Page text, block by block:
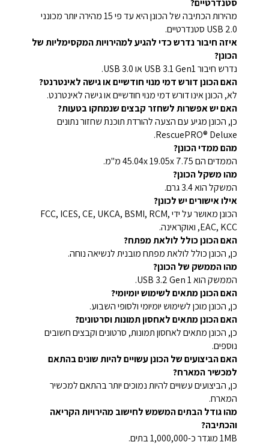
סטנדרטיים?
מהירות הכתיבה של הכונן היא עד פי 15 מהירה יותר מכונני
USB 2.0 סטנדרטיים.
איזה חיבור נדרש כדי להגיע למהירויות המקסימליות של
הכונן?
נדרש חיבור USB 3.1 Gen1 או USB 3.0.
האם הכונן דורש דמי מנוי חודשיים או גישה לאינטרנט?
לא, הכונן אינו דורש דמי מנוי חודשיים או גישה לאינטרנט.
האם יש אפשרות לשחזר קבצים שנמחקו בטעות?
כן, הכונן מגיע עם הצעה להורדת תוכנת שחזור נתונים
RescuePRO® Deluxe.
מהם ממדי הכונן?
הממדים הם 45.04x 19.05x 7.75 מ"מ.
מהו משקל הכונן?
המשקל הוא 3.4 גרם.
אילו אישורים יש לכונן?
הכונן מאושר על ידי FCC, ICES, CE, UKCA, BSMI, RCM,
EAC, KCC, ואוקראינה.
האם הכונן כולל לולאת מפתח?
כן, הכונן כולל לולאת מפתח מובנית לנשיאה נוחה.
מהו הממשק של הכונן?
הממשק הוא USB 3.2 Gen 1.
האם הכונן מתאים לשימוש יומיומי?
כן, הכונן מוכן לשימוש יומיומי ולסופי השבוע.
האם הכונן מתאים לאחסון תמונות וסרטונים?
כן, הכונן מתאים לאחסון תמונות, סרטונים וקבצים חשובים
נוספים.
האם הביצועים של הכונן עשויים להיות שונים בהתאם
למכשיר המארח?
כן, הביצועים עשויים להיות נמוכים יותר בהתאם למכשיר
המארח.
מהו גודל הבתים המשמש לחישוב מהירויות הקריאה
והכתיבה?
1MB מוגדר כ-1,000,000 בתים.